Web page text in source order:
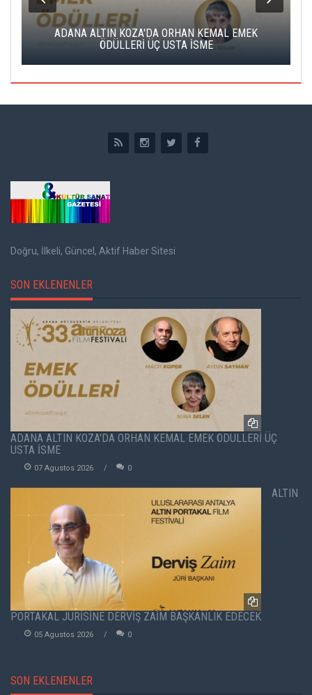
ADANA ALTIN KOZA'DA ORHAN KEMAL EMEK
ÖDÜLLERİ ÜÇ USTA İSME
Doğru, İlkeli, Güncel, Aktif Haber Sitesi
SON EKLENENLER
ADANA ALTIN KOZA'DA ORHAN KEMAL EMEK ÖDÜLLERİ ÜÇ
USTA İSME
07 Agustos 2026 0
ALTIN
PORTAKAL JÜRİSİNE DERVİŞ ZAİM BAŞKANLIK EDECEK
05 Agustos 2026 0
SON EKLENENLER